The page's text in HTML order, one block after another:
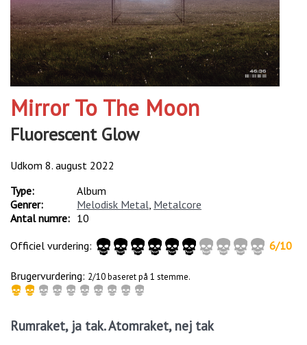
Mirror To The Moon
Fluorescent Glow
Udkom 8. august 2022
Type:
Album
Genrer:
Melodisk Metal Metalcore
Antal numre: 10
Officiel vurdering:
6/10
Brugervurdering: 2/10 baseret på 1 stemme.
Rumraket, ja tak. Atomraket, nej tak